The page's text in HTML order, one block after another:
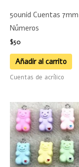
50unid Cuentas 7mm
Números
$50
Añadir al carrito
Cuentas de acrílico